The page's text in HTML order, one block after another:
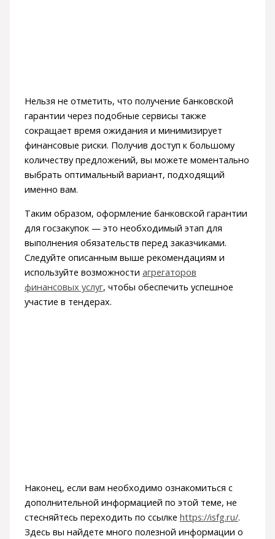
Нельзя не отметить, что получение банковской
гарантии через подобные сервисы также
сокращает время ожидания и минимизирует
финансовые риски. Получив доступ к большому
количеству предложений, вы можете моментально
выбрать оптимальный вариант, подходящий
именно вам.
Таким образом, оформление банковской гарантии
для госзакупок — это необходимый этап для
выполнения обязательств перед заказчиками.
Следуйте описанным выше рекомендациям и
используйте возможности агрегаторов
финансовых услуг, чтобы обеспечить успешное
участие в тендерах.
Наконец, если вам необходимо ознакомиться с
дополнительной информацией по этой теме, не
стесняйтесь переходить по ссылке https://isfg.ru/.
Здесь вы найдете много полезной информации о